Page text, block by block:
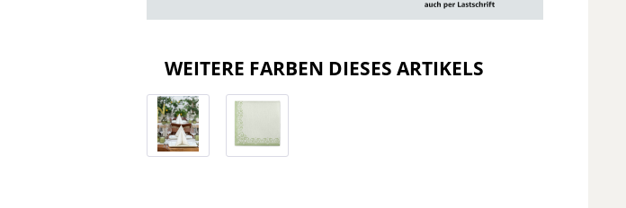
WEITERE FARBEN DIESES ARTIKELS